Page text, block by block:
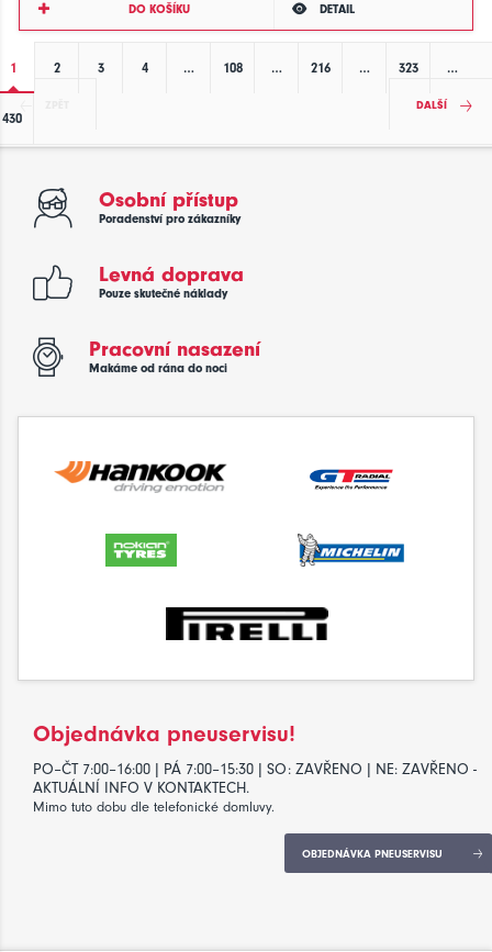
DO KOŠÍKU DETAIL
1 2 3 4 … 108 … 216 … 323 …
430
DALŠÍ
Osobní přístup
Poradenství pro zákazníky
Levná doprava
Pouze skutečné náklady
Pracovní nasazení
Makáme od rána do noci
Objednávka pneuservisu!
PO–ČT 7:00–16:00 | PÁ 7:00–15:30 | SO: ZAVŘENO | NE: ZAVŘENO -
AKTUÁLNÍ INFO V KONTAKTECH.
Mimo tuto dobu dle telefonické domluvy.
OBJEDNÁVKA PNEUSERVISU